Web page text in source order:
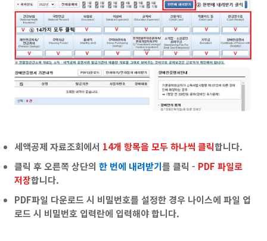
세액공제 자료조회에서 14개 항목을 모두 하나씩 클릭합니다.
클릭 후 오른쪽 상단의 한 번에 내려받기를 클릭 - PDF 파일로
저장합니다.
PDF파일 다운로드 시 비밀번호를 설정한 경우 나이스에 파일 업
로드 시 비밀번호 입력란에 입력해야 합니다.